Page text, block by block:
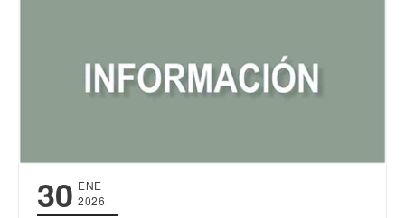
30 ENE
2026